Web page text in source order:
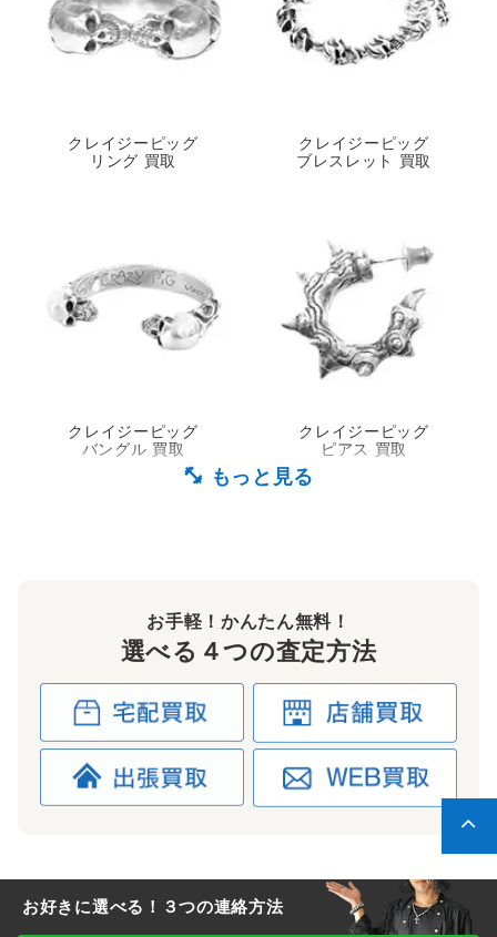
アマゾン 買取
クレイジーピッグ
エイリアン 買取
クレイジーピッグ
リング 買取
クレイジーピッグ
ブレスレット 買取
クレイジーピッグ
バングル 買取
クレイジーピッグ
ピアス 買取
クレイジーピッグ
ウォレットチェーン 買取
クレイジーピッグ
お手軽！かんたん無料！
選べる４つの査定方法
お好きに選べる！３つの連絡方法